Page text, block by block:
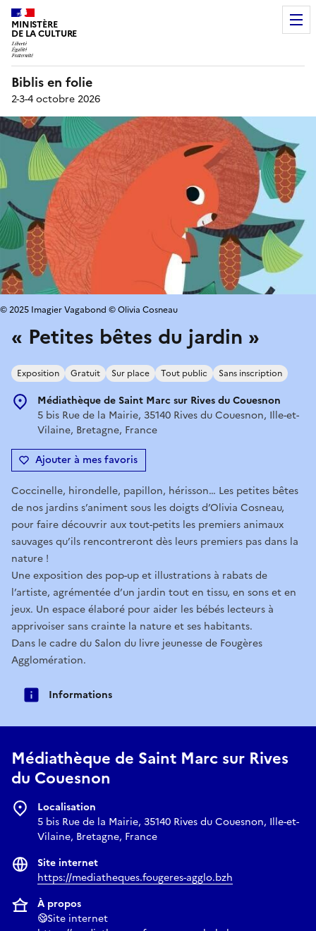
MINISTÈRE
DE LA CULTURE
Biblis en folie
2-3-4 octobre 2026
« Petites bêtes du jardin »
Exposition Gratuit Sur place Tout public Sans inscription
Médiathèque de Saint Marc sur Rives du Couesnon
5 bis Rue de la Mairie, 35140 Rives du Couesnon, Ille-et-
Vilaine, Bretagne, France
Ajouter à mes favoris
© 2025 Imagier Vagabond © Olivia Cosneau
Coccinelle, hirondelle, papillon, hérisson… Les petites bêtes
de nos jardins s’animent sous les doigts d’Olivia Cosneau,
pour faire découvrir aux tout-petits les premiers animaux
sauvages qu’ils rencontreront dès leurs premiers pas dans la
nature !
Une exposition des pop-up et illustrations à rabats de
l’artiste, agrémentée d’un jardin tout en tissu, en sons et en
jeux. Un espace élaboré pour aider les bébés lecteurs à
apprivoiser sans crainte la nature et ses habitants.
Dans le cadre du Salon du livre jeunesse de Fougères
Agglomération.
Informations
Médiathèque de Saint Marc sur Rives
du Couesnon
Localisation
5 bis Rue de la Mairie, 35140 Rives du Couesnon, Ille-et-
Vilaine, Bretagne, France
Site internet
https://mediatheques.fougeres-agglo.bzh
À propos
Site internet